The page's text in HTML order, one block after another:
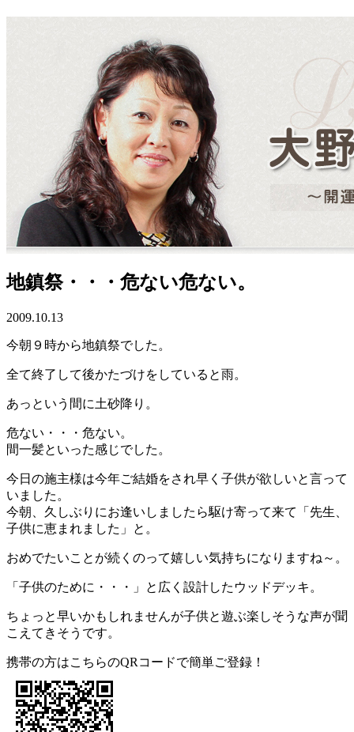
地鎮祭・・・危ない危ない。
2009.10.13
今朝９時から地鎮祭でした。
全て終了して後かたづけをしていると雨。
あっという間に土砂降り。
危ない・・・危ない。
間一髪といった感じでした。
今日の施主様は今年ご結婚をされ早く子供が欲しいと言って
いました。
今朝、久しぶりにお逢いしましたら駆け寄って来て「先生、
子供に恵まれました」と。
おめでたいことが続くのって嬉しい気持ちになりますね～。
「子供のために・・・」と広く設計したウッドデッキ。
ちょっと早いかもしれませんが子供と遊ぶ楽しそうな声が聞
こえてきそうです。
携帯の方はこちらのQRコードで簡単ご登録！